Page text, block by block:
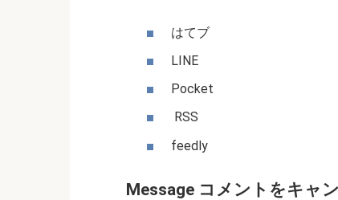
はてブ
LINE
Pocket
RSS
feedly
Message コメントをキャ